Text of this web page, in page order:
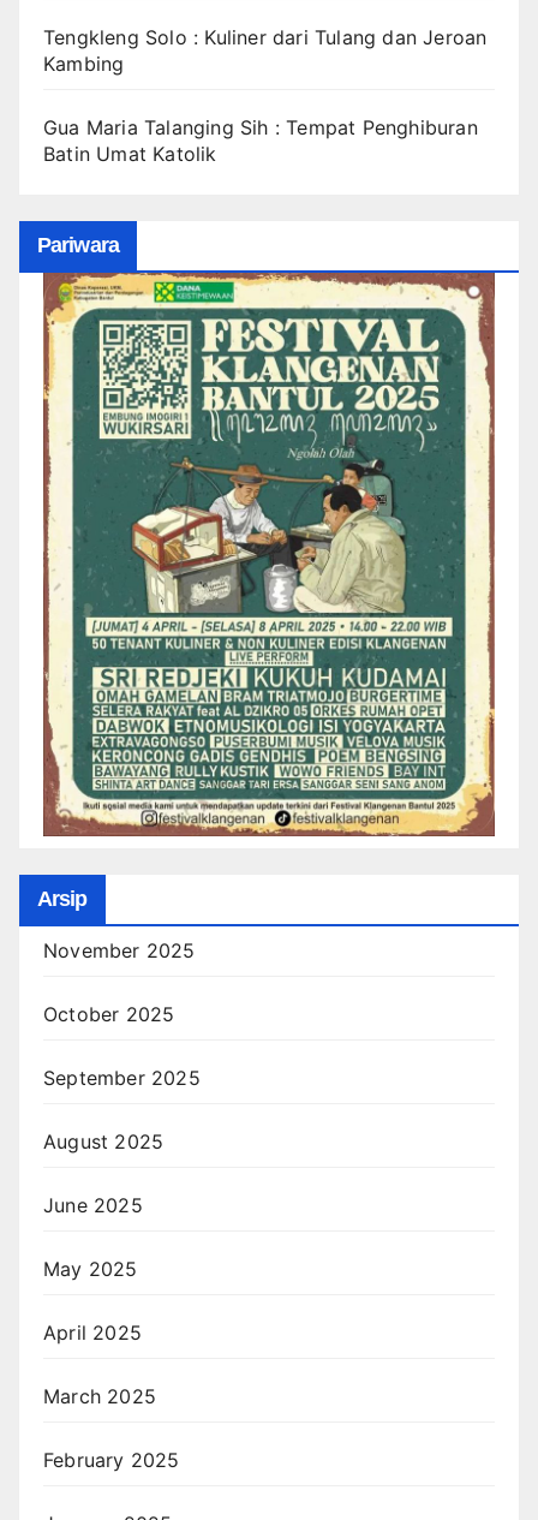
Tengkleng Solo : Kuliner dari Tulang dan Jeroan
Kambing
Gua Maria Talanging Sih : Tempat Penghiburan
Batin Umat Katolik
Pariwara
Arsip
November 2025
October 2025
September 2025
August 2025
June 2025
May 2025
April 2025
March 2025
February 2025